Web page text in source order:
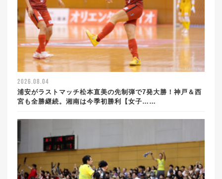
2026.08.04
浦安がラストマッチ松本直美の先制弾で7発大勝！神戸＆西
宮も全勝継続。湘南は今季初勝利【女子……